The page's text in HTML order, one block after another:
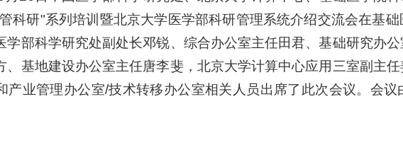
科研"系列培训暨北京大学医学部科研管理系统介绍交流会在基
学部科学研究处副处长邓锐、综合办公室主任田君、基础研究办
、基地建设办公室主任唐李斐，北京大学计算中心应用三室副主
产业管理办公室/技术转移办公室相关人员出席了此次会议。会